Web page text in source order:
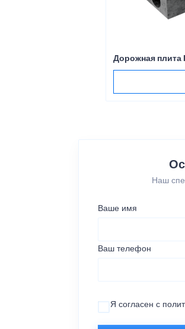
Дорожная
Наш
Ваше имя
Ваш телефон
Я согласен с